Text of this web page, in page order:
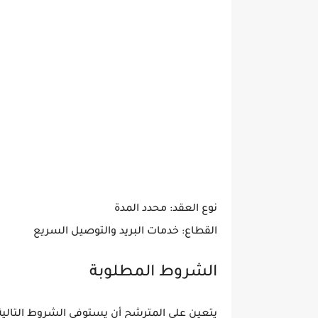
نوع العقد: محدد المدة
القطاع: خدمات البريد والتوصيل السريع
الشروط المطلوبة
يتعين على المترشح أن يستوفي الشروط